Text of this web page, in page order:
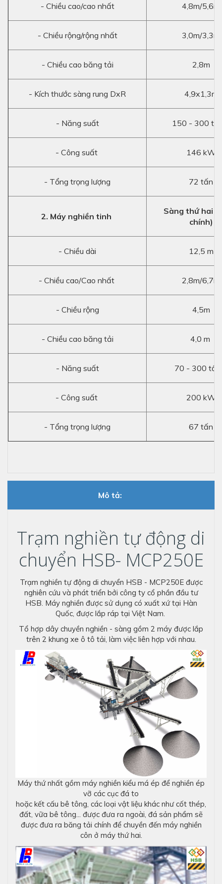
- Chiều cao/cao nhất 4,8m/5,6m
- Chiều rộng/rộng nhất 3,0m/3,3m
- Chiều cao băng tải 2,8m
- Kích thước sàng rung DxR 4,9x1,3m
- Năng suất 150 - 300
- Công suất 146 kW
- Tổng trọng lượng 72 tấn
2. Máy nghiền tinh
Sàng thứ hai
chính)
- Chiều dài 12,5 m
- Chiều cao/Cao nhất 2,8m/6,7m
- Chiều rộng 4,5m
- Chiều cao băng tải 4,0 m
- Năng suất 70 - 300
- Công suất 200 kW
- Tổng trọng lượng 67 tấn
Mô tả:
Trạm nghiền tự động di
chuyển HSB- MCP250E
Trạm nghiền tự động di chuyển HSB - MCP250E được
nghiên cứu và phát triển bởi công ty cổ phần đầu tư
HSB. Máy nghiền được sử dụng có xuất xứ tại Hàn
Quốc, được lắp ráp tại Việt Nam.
Tổ hợp dây chuyền nghiền - sàng gồm 2 máy được lắp
trên 2 khung xe ô tô tải, làm việc liên hợp với nhau.
Máy thứ nhất gồm máy nghiền kiểu má ép để nghiền ép
vỡ các cục đá to
hoặc kết cấu bê tông, các loại vật liệu khác như cốt thép,
đất, vữa bê tông... được đưa ra ngoài, đá sản phẩm sẽ
được đưa ra băng tải chính để chuyền đến máy nghiền
côn ở máy thứ hai.